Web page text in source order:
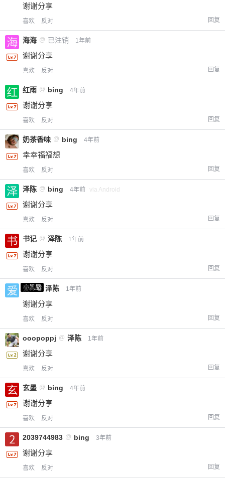
谢谢分享
喜欢 反对 回复
海海 @ 已注销 1年前
谢谢分享
喜欢 反对 回复
红雨 @ bing 4年前
谢谢分享
喜欢 反对 回复
奶茶香味 @ bing 4年前
幸幸福福想
喜欢 反对 回复
泽陈 @ bing 4年前 via Android
谢谢分享
喜欢 反对 回复
书记 @ 泽陈 1年前
谢谢分享
喜欢 反对 回复
小黑屋
爱X @ 泽陈 1年前
谢谢分享
喜欢 反对 回复
ooopoppj @ 泽陈 1年前
谢谢分享
喜欢 反对 回复
玄墨 @ bing 4年前
谢谢分享
喜欢 反对 回复
2039744983 @ bing 3年前
谢谢分享
喜欢 反对 回复